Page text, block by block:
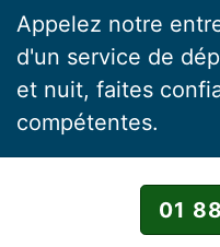
Appelez notre
d'un service de
et nuit, faites
compétentes.
01